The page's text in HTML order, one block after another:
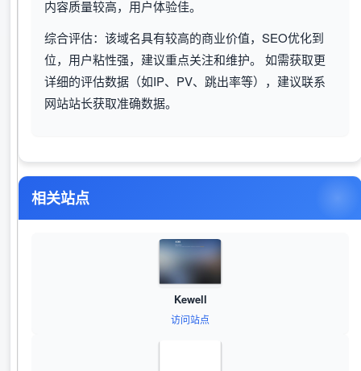
内容质量较高，用户体验佳。
综合评估：该域名具有较高的商业价值，SEO优化到
位，用户粘性强，建议重点关注和维护。 如需获取更
详细的评估数据（如IP、PV、跳出率等），建议联系
网站站长获取准确数据。
相关站点
Kewell
访问站点